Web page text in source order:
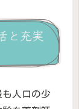
と充実
も人口の少